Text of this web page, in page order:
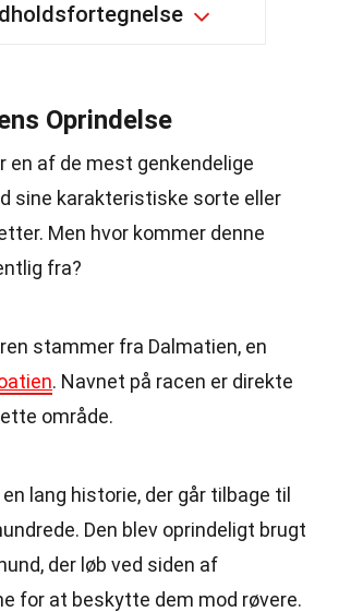
Oprindelse
en af de mest genkendelige
sine karakteristiske sorte eller
Men hvor kommer denne
fra?
stammer fra Dalmatien, en
. Navnet på racen er direkte
område.
lang historie, der går tilbage til
Den blev oprindeligt brugt
der løb ved siden af
for at beskytte dem mod røvere.